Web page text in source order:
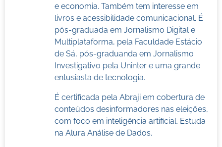
e economia. Também tem interesse em
livros e acessibilidade comunicacional. É
pós-graduada em Jornalismo Digital e
Multiplataforma, pela Faculdade Estácio
de Sá, pós-graduanda em Jornalismo
Investigativo pela Uninter e uma grande
entusiasta de tecnologia.
É certificada pela Abraji em cobertura de
conteúdos desinformadores nas eleições,
com foco em inteligência artificial. Estuda
na Alura Análise de Dados.